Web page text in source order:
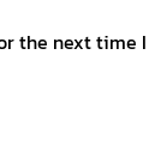
the next time